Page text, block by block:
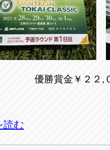
アップル
0561-53-
アップル
052-400-
旭店
市印場元町5-2-8
ド
春日砂賀東114
優勝賞金￥２２,
読む